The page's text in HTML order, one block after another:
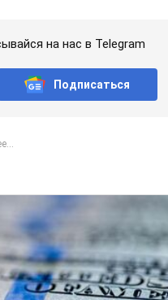
на нас в Telegram
Подписаться